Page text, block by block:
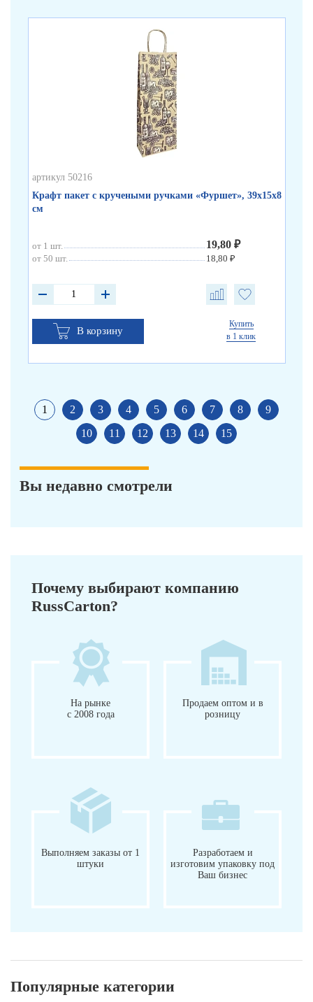
артикул 50216
Крафт пакет с кручеными ручками «Фуршет», 39х15х8
см
от 1 шт. 19,80 ₽
от 50 шт. 18,80 ₽
В корзину
Купить
в 1 клик
1 2 3 4 5 6 7 8
9
10
11 12 13 14 15
Вы недавно смотрели
Почему выбирают компанию
RussCarton?
На рынке
с 2008 года
Продаем оптом и в
розницу
Выполняем заказы от 1
штуки
Разработаем и
изготовим упаковку под
Ваш бизнес
Популярные категории